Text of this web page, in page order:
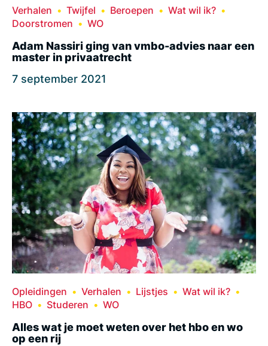
Verhalen Twijfel Beroepen
Wat wil ik?
Doorstromen
WO
Adam Nassiri ging van vmbo-advies naar een
master in privaatrecht
7 september 2021
Opleidingen Verhalen Lijstjes
Wat wil ik?
HBO
Studeren WO
Alles wat je moet weten over het hbo en wo
op een rij